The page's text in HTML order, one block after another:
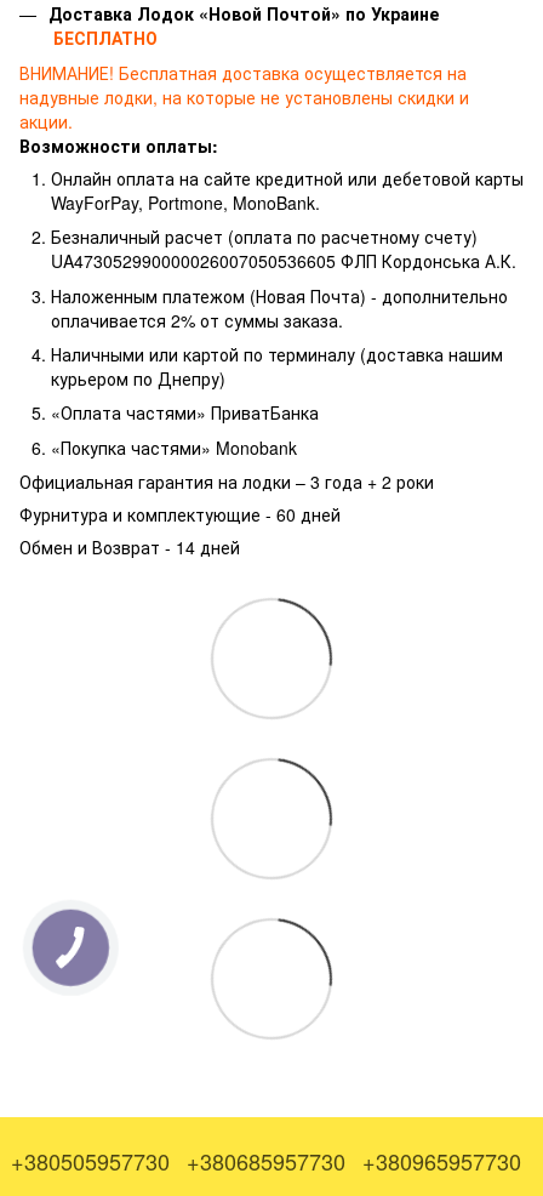
Доставка Лодок «Новой Почтой» по Украине
БЕСПЛАТНО
ВНИМАНИЕ! Бесплатная доставка осуществляется на
надувные лодки, на которые не установлены скидки и
акции.
Возможности оплаты:
Онлайн оплата на сайте кредитной или дебетовой карты
WayForPay, Portmone, MonoBank.
Безналичный расчет (оплата по расчетному счету)
UA473052990000026007050536605 ФЛП Кордонська А.К.
Наложенным платежом (Новая Почта) - дополнительно
оплачивается 2% от суммы заказа.
Наличными или картой по терминалу (доставка нашим
курьером по Днепру)
«Оплата частями» ПриватБанка
«Покупка частями» Monobank
Официальная гарантия на лодки – 3 года + 2 роки
Фурнитура и комплектующие - 60 дней
Обмен и Возврат - 14 дней
+380505957730 +380685957730 +380965957730